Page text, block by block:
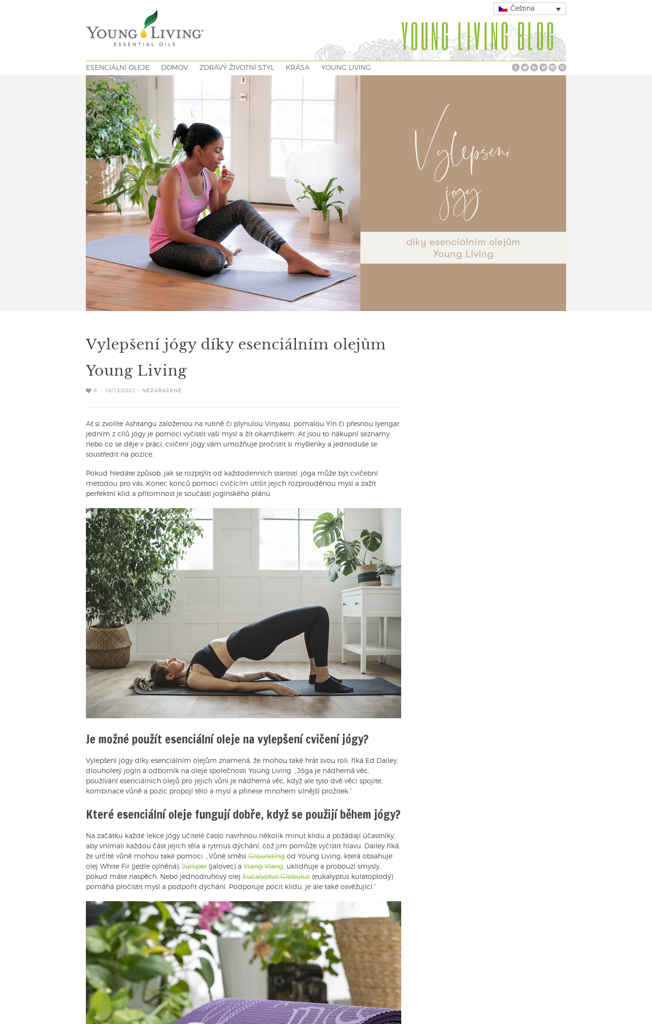
Čeština
YOUNG LIVING BLOG
ESENCIÁLNÍ OLEJE DOMOV ZDRAVÝ ŽIVOTNÍ STYL KRÁSA YOUNG LIVING
Vylepšení jógy díky esenciálním olejům
Young Living
0 10/12/2021 - NEZAŘAZENÉ
Ať si zvolíte Ashtangu založenou na rutině či plynulou Vinyasu, pomalou Yin či přesnou Iyengar,
jedním z cílů jógy je pomoci vyčistit vaši mysl a žít okamžikem. Ať jsou to nákupní seznamy
nebo co se děje v práci, cvičení jógy vám umožňuje pročistit si myšlenky a jednoduše se
soustředit na pozice.
Pokud hledáte způsob, jak se rozptýlit od každodenních starostí, jóga může být cvičební
metodou pro vás. Konec konců pomoci cvičícím utišit jejich rozprouděnou mysl a zažít
perfektní klid a přítomnost je součástí jogínského plánu.
Je možné použít esenciální oleje na vylepšení cvičení jógy?
Vylepšení jógy díky esenciálním olejům znamená, že mohou také hrát svou roli, říká Ed Dailey,
dlouholetý jogín a odborník na oleje společnosti Young Living. „Jóga je nádherná věc,
používání esenciálních olejů pro jejich vůni je nádherná věc, když ale tyto dvě věci spojíte,
kombinace vůně a pozic propojí tělo a mysl a přinese mnohem silnější prožitek.“
Které esenciální oleje fungují dobře, když se použijí během jógy?
Na začátku každé lekce jógy učitelé často navrhnou několik minut klidu a požádají účastníky,
aby vnímali každou část jejich těla a rytmus dýchání, což jim pomůže vyčistit hlavu. Dailey říká,
že určité vůně mohou také pomoci. „Vůně směsi Grounding od Young Living, která obsahuje
olej White Fir (jedle ojíněná), Juniper (jalovec) a Ylang Ylang , uklidňuje a probouzí smysly,
pokud máte naspěch. Nebo jednodruhový olej Eucalyptus Globulus (eukalyptus kulatoplodý)
pomáhá pročistit mysl a podpořit dýchání. Podporuje pocit klidu, je ale také osvěžující.“